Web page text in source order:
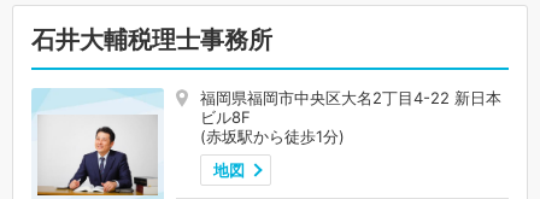
石井大輔税理士事務所
福岡県福岡市中央区大名2丁目4-22 新日本
ビル8F
(赤坂駅から徒歩1分)
地図